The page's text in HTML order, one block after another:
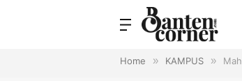
Home » KAMPUS »